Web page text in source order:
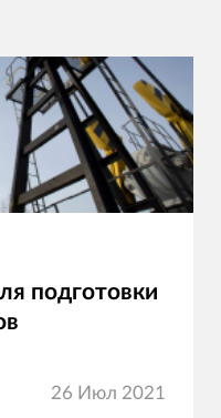
подготовки
26 Июл 2021